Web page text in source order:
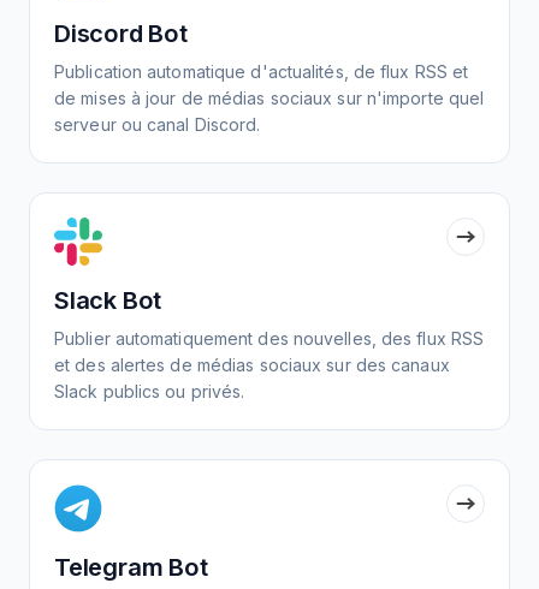
Discord Bot
Publication automatique d'actualités, de flux RSS et
de mises à jour de médias sociaux sur n'importe quel
serveur ou canal Discord.
Slack Bot
Publier automatiquement des nouvelles, des flux RSS
et des alertes de médias sociaux sur des canaux
Slack publics ou privés.
Telegram Bot